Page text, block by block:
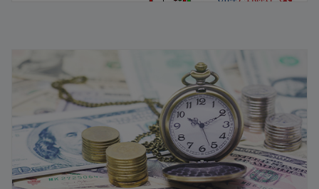
Vòng quay vốn lưu động là gì? Chiến lược quản lý hiệu
quả
11/08/2025